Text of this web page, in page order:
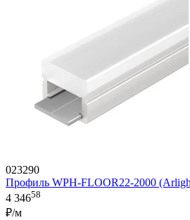
023290
Профиль WPH-FLOOR22-2000
4 34658
₽/м